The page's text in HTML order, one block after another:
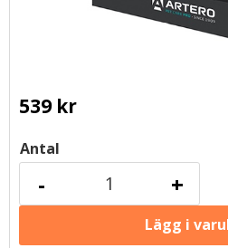
539kr
Antal
+
-